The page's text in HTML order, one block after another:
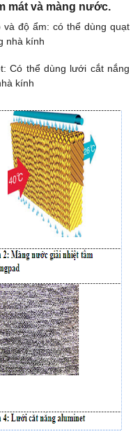
mát và màng nước.
độ ẩm: có thể dùng quạt
nhà kính
Có thể dùng lưới cắt nắng
kính